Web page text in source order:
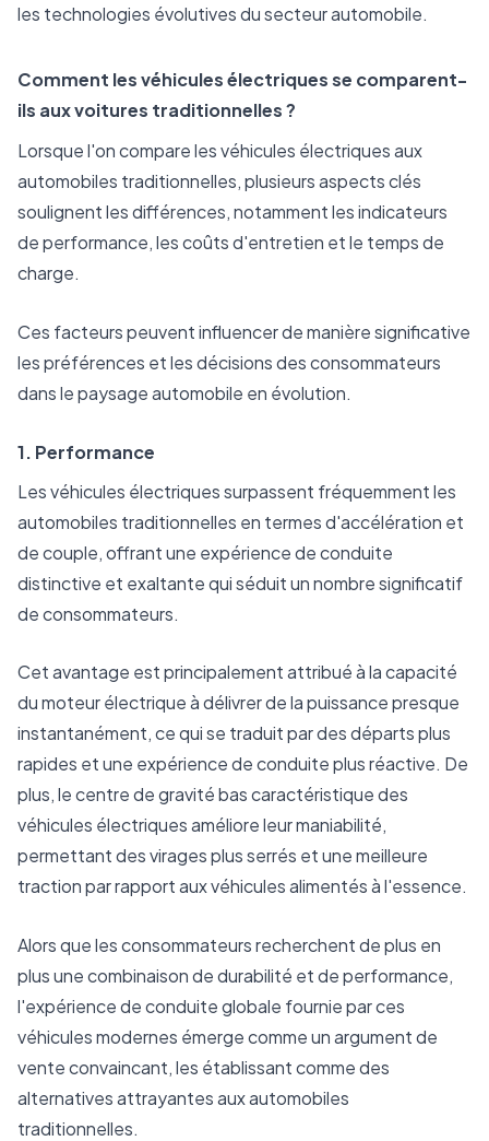
les technologies évolutives du secteur automobile.
Comment les véhicules électriques se comparent-
ils aux voitures traditionnelles ?
Lorsque l'on compare les véhicules électriques aux
automobiles traditionnelles, plusieurs aspects clés
soulignent les différences, notamment les indicateurs
de performance, les coûts d'entretien et le temps de
charge.
Ces facteurs peuvent influencer de manière significative
les préférences et les décisions des consommateurs
dans le paysage automobile en évolution.
1. Performance
Les véhicules électriques surpassent fréquemment les
automobiles traditionnelles en termes d'accélération et
de couple, offrant une expérience de conduite
distinctive et exaltante qui séduit un nombre significatif
de consommateurs.
Cet avantage est principalement attribué à la capacité
du moteur électrique à délivrer de la puissance presque
instantanément, ce qui se traduit par des départs plus
rapides et une expérience de conduite plus réactive. De
plus, le centre de gravité bas caractéristique des
véhicules électriques améliore leur maniabilité,
permettant des virages plus serrés et une meilleure
traction par rapport aux véhicules alimentés à l'essence.
Alors que les consommateurs recherchent de plus en
plus une combinaison de durabilité et de performance,
l'expérience de conduite globale fournie par ces
véhicules modernes émerge comme un argument de
vente convaincant, les établissant comme des
alternatives attrayantes aux automobiles
traditionnelles.